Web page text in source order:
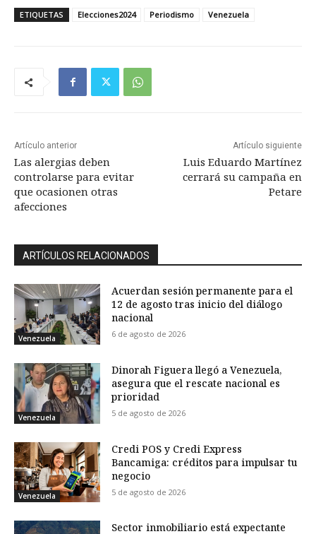
ETIQUETAS Elecciones2024 Periodismo Venezuela
Artículo anterior
Las alergias deben
controlarse para evitar
que ocasionen otras
afecciones
Artículo siguiente
Luis Eduardo Martínez
cerrará su campaña en
Petare
ARTÍCULOS RELACIONADOS
Venezuela
Acuerdan sesión permanente para el
12 de agosto tras inicio del diálogo
nacional
6 de agosto de 2026
Venezuela
Dinorah Figuera llegó a Venezuela,
asegura que el rescate nacional es
prioridad
5 de agosto de 2026
Venezuela
Credi POS y Credi Express
Bancamiga: créditos para impulsar tu
negocio
5 de agosto de 2026
Sector inmobiliario está expectante